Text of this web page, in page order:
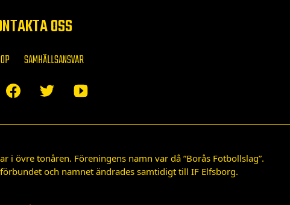
OSS
SAMHÄLLSANSVAR
i övre tonåren. Föreningens namn var då ”Borås Fotbollslag”.
och namnet ändrades samtidigt till IF Elfsborg.